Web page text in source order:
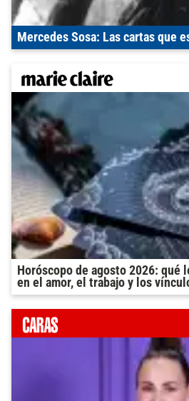
Mercedes Sosa: Las cartas que
Horóscopo de agosto 2026: qué
en el amor, el trabajo y los